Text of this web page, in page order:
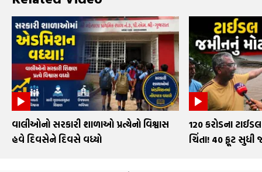
વાલીઓનો સરકારી શાળાઓ પ્રત્યેનો વિશ્વાસ
હવે દિવસેને દિવસે વધ્યો
₹120 કરોડના
ચિંતા! 40 ફૂટ સુધી